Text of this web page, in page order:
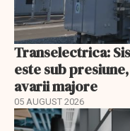
Transelectrica:
este sub
avarii majore
05 AUGUST 2026